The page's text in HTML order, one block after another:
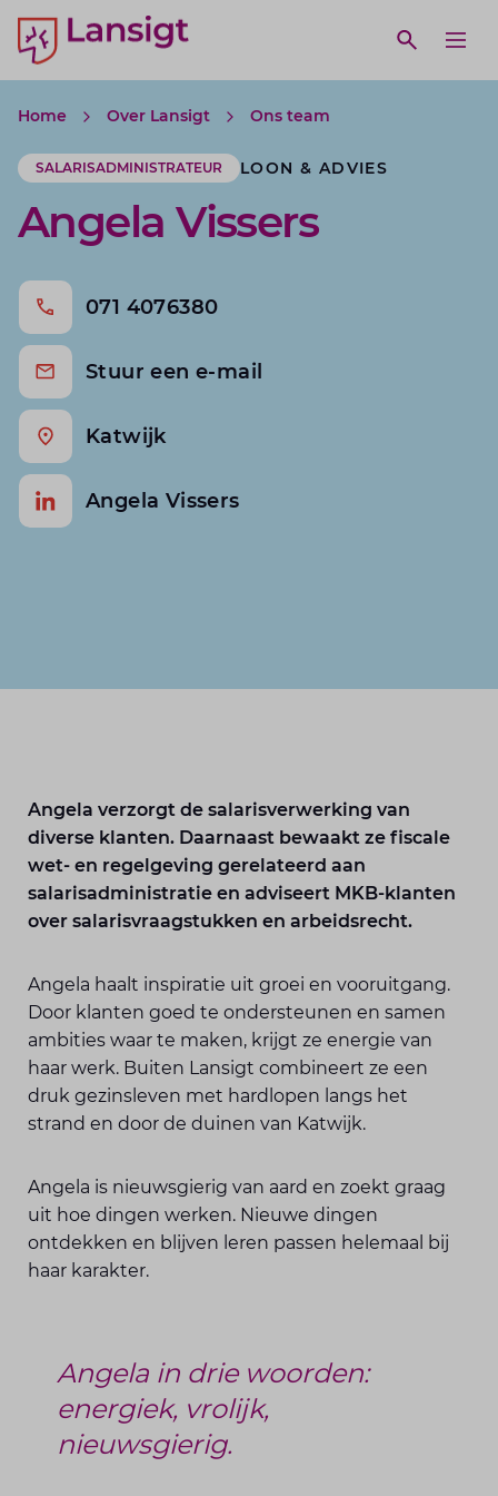
Lansigt Accountants logo
Open
search website
Home Over Lansigt Ons team
SALARISADMINISTRATEUR LOON & ADVIES
Angela Vissers
071 4076380
Stuur een e-mail
Katwijk
Angela Vissers
Angela verzorgt de salarisverwerking van
diverse klanten. Daarnaast bewaakt ze fiscale
wet- en regelgeving gerelateerd aan
salarisadministratie en adviseert MKB-klanten
over salarisvraagstukken en arbeidsrecht.
Angela haalt inspiratie uit groei en vooruitgang.
Door klanten goed te ondersteunen en samen
ambities waar te maken, krijgt ze energie van
haar werk. Buiten Lansigt combineert ze een
druk gezinsleven met hardlopen langs het
strand en door de duinen van Katwijk.
Angela is nieuwsgierig van aard en zoekt graag
uit hoe dingen werken. Nieuwe dingen
ontdekken en blijven leren passen helemaal bij
haar karakter.
Angela in drie woorden:
energiek, vrolijk,
nieuwsgierig.